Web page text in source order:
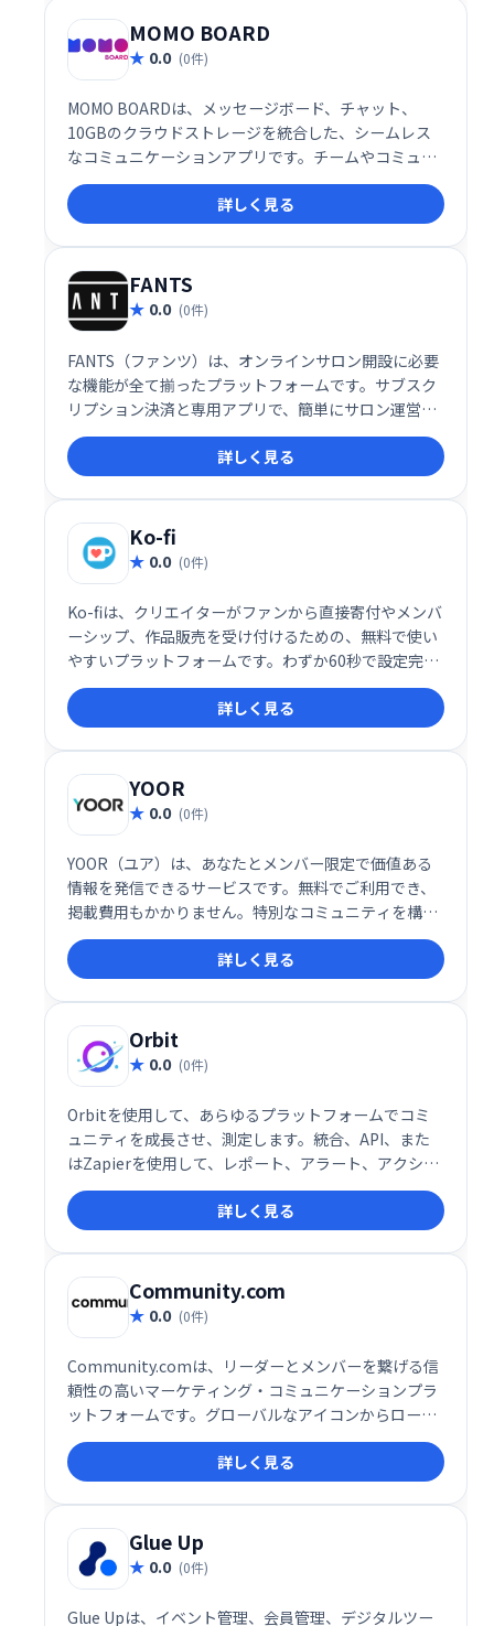
MOMO BOARD
0.0 (0件)
MOMO BOARDは、メッセージボード、チャット、
10GBのクラウドストレージを統合した、シームレス
なコミュニケーションアプリです。チームやコミュニ
ティの円滑な情報共有とコラボレーションを実現しま
す。メッセージのやり取り、ファイルの共有、共同作
業を一つのアプリで効率的に行い、生産性向上に貢献
します。人々を繋ぎ、より効果的な協働を促進する、
シンプルでパワフルなツールです。
詳しく見る
FANTS
0.0 (0件)
FANTS（ファンツ）は、オンラインサロン開設に必要
な機能が全て揃ったプラットフォームです。サブスク
リプション決済と専用アプリで、簡単にサロン運営を
始められます。会員管理やコミュニケーション機能も
充実しており、スムーズな運営をサポートします。手
軽にオンラインサロンを始めたい方におすすめです。
詳しく見る
Ko-fi
0.0 (0件)
Ko-fiは、クリエイターがファンから直接寄付やメンバ
ーシップ、作品販売を受け付けるための、無料で使い
やすいプラットフォームです。わずか60秒で設定完
了。無料ショップ機能やメンバーシップ機能、販売機
能などを活用して、安定した収入源を構築できます。
クリエイター活動を支援し、ファンとより深くつなが
るための最適なツールです。
詳しく見る
YOOR
0.0 (0件)
YOOR（ユア）は、あなたとメンバー限定で価値ある
情報を発信できるサービスです。無料でご利用でき、
掲載費用もかかりません。特別なコミュニティを構築
し、限定情報を共有したい方におすすめです。
詳しく見る
Orbit
0.0 (0件)
Orbitを使用して、あらゆるプラットフォームでコミ
ュニティを成長させ、測定します。統合、API、また
はZapierを使用して、レポート、アラート、アクショ
ンを含むコミュニティの単一ビューのすべてのコミュ
ニティデータを取得し、スプレッドシートではなく関
係を構築できます。
詳しく見る
Community.com
0.0 (0件)
Community.comは、リーダーとメンバーを繋げる信
頼性の高いマーケティング・コミュニケーションプラ
ットフォームです。グローバルなアイコンからローカ
ルコミュニティ主催者、中小企業まで、様々なリーダ
ーが利用し、メンバーとの会話を促進、売上や収益の
向上に繋げます。アクションを起こし、結果を生み出
す効果的なコミュニケーションチャネルとして、ビジ
ネス成長を支援します。
詳しく見る
Glue Up
0.0 (0件)
Glue Upは、イベント管理、会員管理、デジタルツー